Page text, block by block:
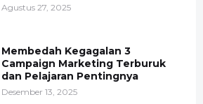
Agustus 27, 2025
Membedah Kegagalan 3
Campaign Marketing Terburuk
dan Pelajaran Pentingnya
Desember 13, 2025